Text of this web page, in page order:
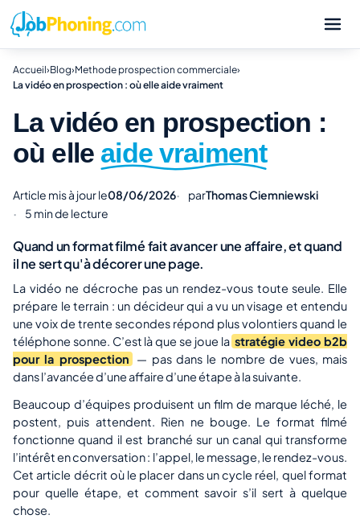
Accueil›Blog›Methode prospection commerciale›
La vidéo en prospection : où elle aide vraiment
La vidéo en prospection :
où elle aide vraiment
Article mis à jour le08/06/2026 parThomas Ciemniewski
5 min de lecture
Quand un format filmé fait avancer une affaire, et quand
il ne sert qu'à décorer une page.
La vidéo ne décroche pas un rendez-vous toute seule. Elle
prépare le terrain : un décideur qui a vu un visage et entendu
une voix de trente secondes répond plus volontiers quand le
téléphone sonne. C’est là que se joue la stratégie video b2b
pour la prospection — pas dans le nombre de vues, mais
dans l’avancée d’une affaire d’une étape à la suivante.
Beaucoup d’équipes produisent un film de marque léché, le
postent, puis attendent. Rien ne bouge. Le format filmé
fonctionne quand il est branché sur un canal qui transforme
l’intérêt en conversation : l’appel, le message, le rendez-vous.
Cet article décrit où le placer dans un cycle réel, quel format
pour quelle étape, et comment savoir s’il sert à quelque
chose.